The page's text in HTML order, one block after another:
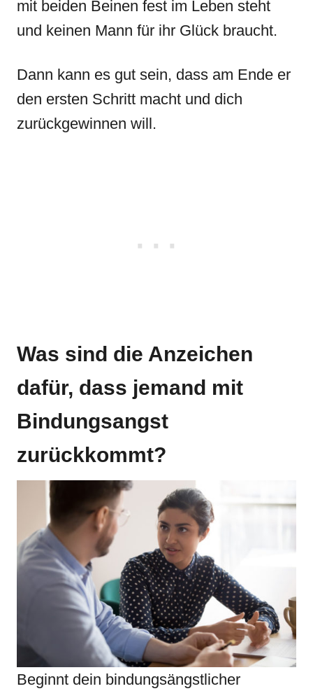
mit beiden Beinen fest im Leben steht
und keinen Mann für ihr Glück braucht.
Dann kann es gut sein, dass am Ende er
den ersten Schritt macht und dich
zurückgewinnen will.
Was sind die Anzeichen
dafür, dass jemand mit
Bindungsangst
zurückkommt?
Beginnt dein bindungsängstlicher